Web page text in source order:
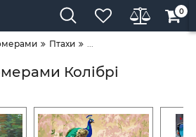
0
Птахи ...
Колібрі